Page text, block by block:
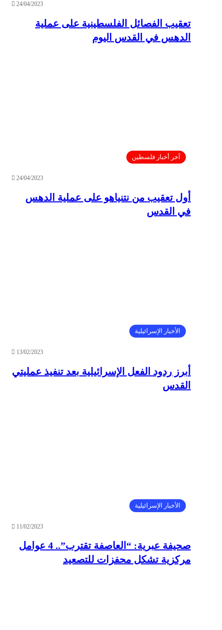
24/04/2023
تعقيب الفصائل الفلسطينية على عملية
الدهس في القدس اليوم
آخر أخبار فلسطين
24/04/2023
أول تعقيب من نتنياهو على عملية الدهس
في القدس
الأخبار الإسرائيلية
13/02/2023
أبرز ردود الفعل الإسرائيلية بعد تنفيذ عمليتي
القدس
الأخبار الإسرائيلية
11/02/2023
صحيفة عبرية: “العاصفة تقترب”.. 4 عوامل
مركزية تشكل محفزات للتصعيد